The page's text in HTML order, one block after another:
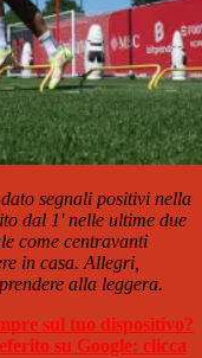
segnali positivi nella
dal 1' nelle ultime due
come centravanti
in casa. Allegri,
alla leggera.
sul tuo dispositivo?
su Google: clicca